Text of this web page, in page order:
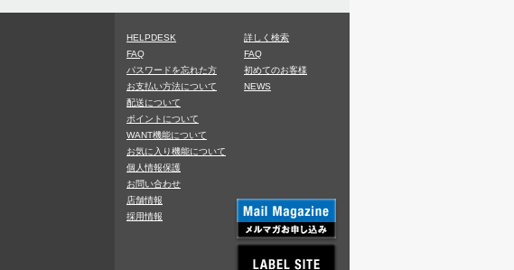
HELPDESK
FAQ
パスワードを忘れた方
お支払い方法について
配送について
ポイントについて
WANT機能について
お気に入り機能について
個人情報保護
お問い合わせ
店舗情報
採用情報
詳しく検索
FAQ
初めてのお客様
NEWS